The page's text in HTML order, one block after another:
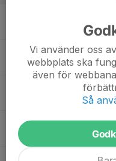
Tor
18:00
Ledarmöte
Mässhallen
Vi använder oss
webbplats ska
även för
Så